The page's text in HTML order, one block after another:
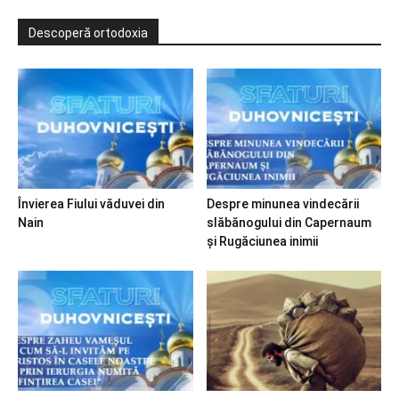
Descoperă ortodoxia
Învierea Fiului văduvei din
Nain
Despre minunea vindecării
slăbănogului din Capernaum
și Rugăciunea inimii